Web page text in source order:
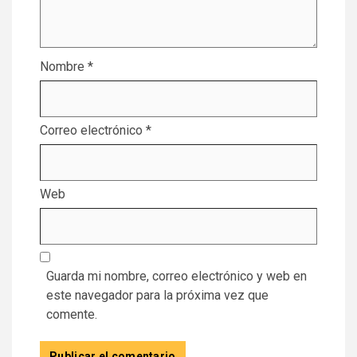
Nombre *
Correo electrónico *
Web
Guarda mi nombre, correo electrónico y web en
este navegador para la próxima vez que
comente.